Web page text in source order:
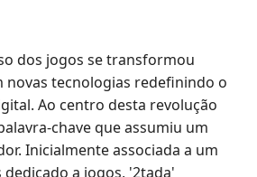
dos jogos se transformou
novas tecnologias redefinindo o
Ao centro desta revolução
chave que assumiu um
Inicialmente associada a um
a jogos, '2tada'